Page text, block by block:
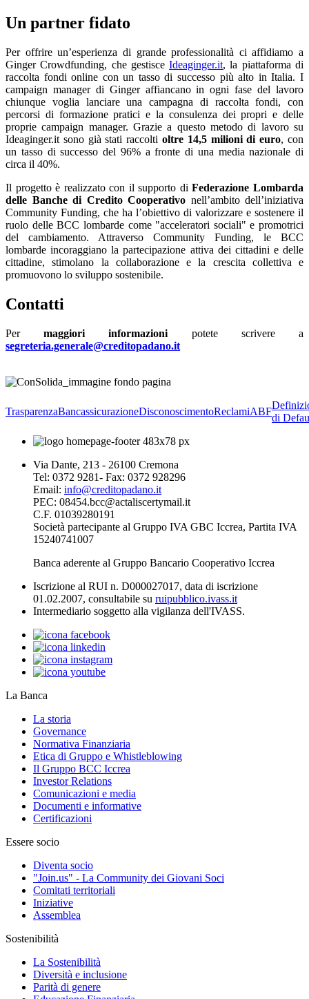
Un partner fidato
Per offrire un’esperienza di grande professionalità ci affidiamo a
Ginger Crowdfunding, che gestisceIdeaginger.it, la piattaforma di
raccolta fondi online con un tasso di successo più alto in Italia. I
campaign manager di Ginger affiancano in ogni fase del lavoro
chiunque voglia lanciare una campagna di raccolta fondi, con
percorsi di formazione pratici e la consulenza dei propri e delle
proprie campaign manager. Grazie a questo metodo di lavoro su
Ideaginger.it sono già stati raccolti oltre 14,5 milioni di euro, con
un tasso di successo del 96% a fronte di una media nazionale di
circa il 40%.
Il progetto è realizzato con il supporto diFederazione Lombarda
delle Banche di Credito Cooperativo nell’ambito dell’iniziativa
Community Funding, che ha l’obiettivo di valorizzare e sostenere il
ruolo delle BCC lombarde come "acceleratori sociali" e promotrici
del cambiamento. Attraverso Community Funding, le BCC
lombarde incoraggiano la partecipazione attiva dei cittadini e delle
cittadine, stimolano la collaborazione e la crescita collettiva e
promuovono lo sviluppo sostenibile.
Contatti
Permaggiori informazioni potete scrivere a
segreteria.generale@creditopadano.it
TrasparenzaBancassicurazioneDisconoscimentoReclamiABF
di
Via Dante, 213 - 26100 Cremona
Tel: 0372 9281- Fax: 0372 928296
Email: info@creditopadano.it
PEC: 08454.bcc@actaliscertymail.it
C.F. 01039280191
Società partecipante al Gruppo IVA GBC Iccrea, Partita IVA
15240741007
Banca aderente al Gruppo Bancario Cooperativo Iccrea
Iscrizione al RUI n. D000027017, data di iscrizione
01.02.2007, consultabile su ruipubblico.ivass.it
Intermediario soggetto alla vigilanza dell'IVASS.
La Banca
La storia
Governance
Normativa Finanziaria
Etica di Gruppo e Whistleblowing
Il Gruppo BCC Iccrea
Investor Relations
Comunicazioni e media
Documenti e informative
Certificazioni
Essere socio
Diventa socio
"Join.us" - La Community dei Giovani Soci
Comitati territoriali
Iniziative
Assemblea
Sostenibilità
La Sostenibilità
Diversità e inclusione
Parità di genere